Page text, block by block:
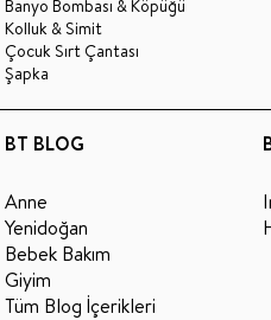
Banyo Bombası & Köpüğü
Kolluk & Simit
Çocuk Sırt Çantası
Şapka
BT BLOG
Anne
Yenidoğan
Bebek Bakım
Giyim
Tüm Blog İçerikleri